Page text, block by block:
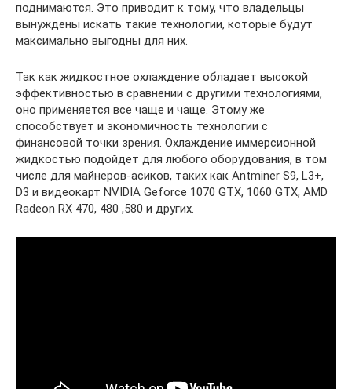
поднимаются. Это приводит к тому, что владельцы
вынуждены искать такие технологии, которые будут
максимально выгодны для них.
Так как жидкостное охлаждение обладает высокой
эффективностью в сравнении с другими технологиями,
оно применяется все чаще и чаще. Этому же
способствует и экономичность технологии с
финансовой точки зрения. Охлаждение иммерсионной
жидкостью подойдет для любого оборудования, в том
числе для майнеров-асиков, таких как Antminer S9, L3+,
D3 и видеокарт NVIDIA Geforce 1070 GTX, 1060 GTX, AMD
Radeon RX 470, 480 ,580 и других.